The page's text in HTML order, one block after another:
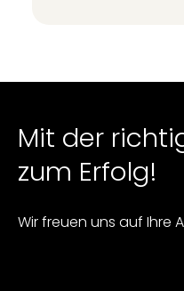
Mit der
zum Erfolg!
Wir freuen uns auf Ihre